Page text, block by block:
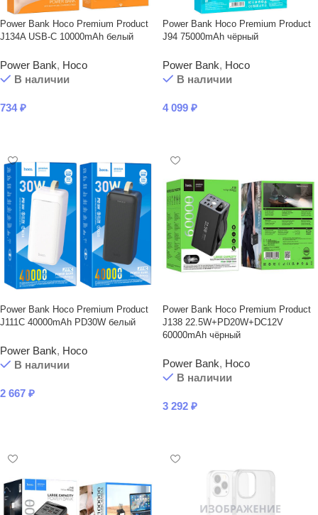
Power Bank Hoco Premium Product
J134A USB-C 10000mAh белый
Power Bank, Hoco
В наличии
734₽
Power Bank Hoco Premium Product
J94 75000mAh чёрный
Power Bank, Hoco
В наличии
4 099 ₽
Power Bank Hoco Premium Product
J111C 40000mAh PD30W белый
Power Bank, Hoco
В наличии
2 667 ₽
Power Bank Hoco Premium Product
J138 22.5W+PD20W+DC12V
60000mAh чёрный
Power Bank, Hoco
В наличии
3 292 ₽